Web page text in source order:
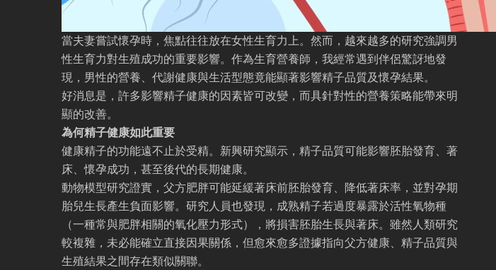
當夫妻嘗試懷孕時，焦點往往放在女性生育力上。然而，越來越多的研究強調男
性生育力對生殖成功的重要影響。作為生育營養師，我經常遇到伴侶驚訝地發
現，男性的營養、代謝健康與生活型態竟能顯著影響精子品質及懷孕結果。
好消息是，許多影響精子健康的因素皆可改變，而具針對性的營養策略能帶來明
顯的改善。
為何精子健康如此重要
健康精子的功能遠不止於受精。新興研究顯示，精子品質可能影響胚胎發育、著
床、懷孕成功，甚至後代的長期健康。
動物模型研究證實，父方肥胖可能延緩著床前胚胎發育、降低著床率，並對孕期
胎兒生長產生負面影響。研究人員也發現，成熟精子若過度暴露於活性氧物種
（一種常與肥胖相關的氧化壓力形式），將損害胚胎生長與著床。雖然人類研究
較複雜，未必能確立直接因果關係，但愈來愈多證據指向父方健康、精子品質與
生殖結果之間存在類似關聯。